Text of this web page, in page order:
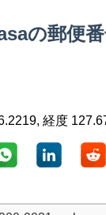
の郵便
経度